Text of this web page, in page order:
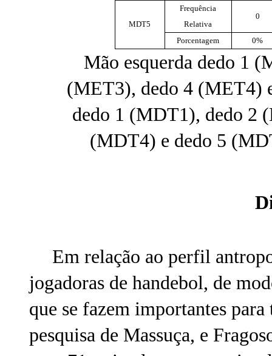
MDT5
Frequência
Relativa
0
Porcentagem 0%
Mão esquerda dedo 1
(MET3), dedo 4 (MET4)
dedo 1 (MDT1), dedo 2
(MDT4) e dedo 5
Em relação ao perfil
jogadoras de handebol, de
que se fazem importantes
pesquisa de Massuça, e